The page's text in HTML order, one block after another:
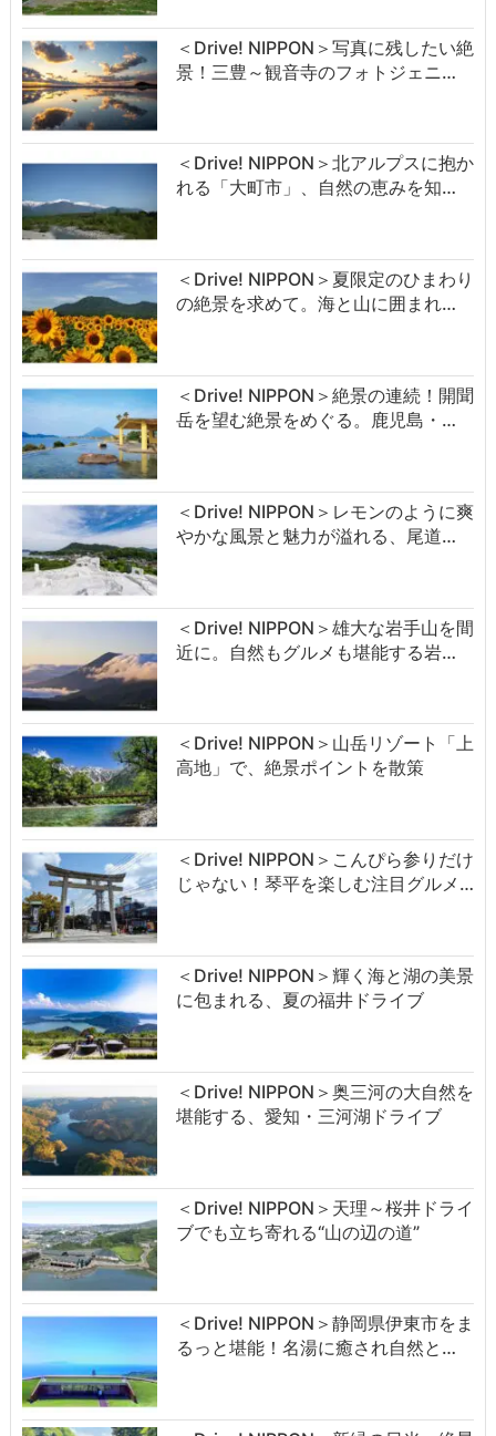
＜Drive! NIPPON＞写真に残したい絶
景！三豊～観音寺のフォトジェニ…
＜Drive! NIPPON＞北アルプスに抱か
れる「大町市」、自然の恵みを知…
＜Drive! NIPPON＞夏限定のひまわり
の絶景を求めて。海と山に囲まれ…
＜Drive! NIPPON＞絶景の連続！開聞
岳を望む絶景をめぐる。鹿児島・…
＜Drive! NIPPON＞レモンのように爽
やかな風景と魅力が溢れる、尾道…
＜Drive! NIPPON＞雄大な岩手山を間
近に。自然もグルメも堪能する岩…
＜Drive! NIPPON＞山岳リゾート「上
高地」で、絶景ポイントを散策
＜Drive! NIPPON＞こんぴら参りだけ
じゃない！琴平を楽しむ注目グルメ…
＜Drive! NIPPON＞輝く海と湖の美景
に包まれる、夏の福井ドライブ
＜Drive! NIPPON＞奥三河の大自然を
堪能する、愛知・三河湖ドライブ
＜Drive! NIPPON＞天理～桜井ドライ
ブでも立ち寄れる“山の辺の道”
＜Drive! NIPPON＞静岡県伊東市をま
るっと堪能！名湯に癒され自然と…